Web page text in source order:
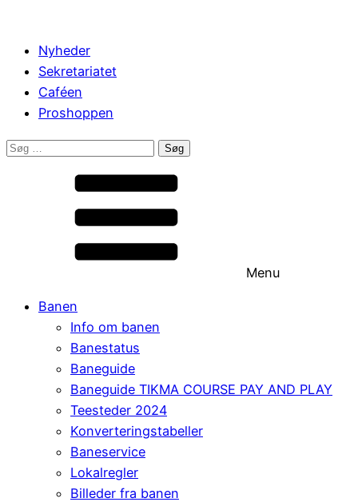
Nyheder
Sekretariatet
Caféen
Proshoppen
Søg
Menu
Banen
Info om banen
Banestatus
Baneguide
Baneguide TIKMA COURSE PAY AND PLAY
Teesteder 2024
Konverteringstabeller
Baneservice
Lokalregler
Billeder fra banen